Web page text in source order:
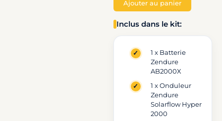
Zendure
Stockage
Plug
Play
Batterie
AB2000X
Ajouter au panier
Inclus dans le kit:
1 x Batterie
Zendure
AB2000X
1 x Onduleur
Zendure
Solarflow Hyper
2000